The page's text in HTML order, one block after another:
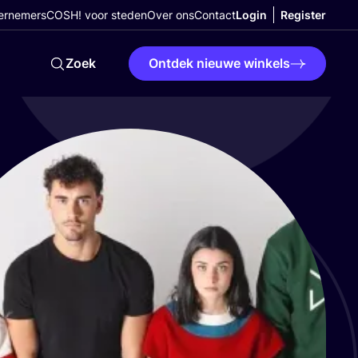
COSH! voor stedenOver onsContactLogin Register
Zoek Ontdek nieuwe winkels